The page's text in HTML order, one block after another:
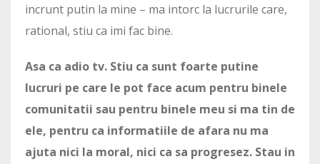
incrunt putin la mine – ma intorc la lucrurile care,
rational, stiu ca imi fac bine.
Asa ca adio tv. Stiu ca sunt foarte putine
lucruri pe care le pot face acum pentru binele
comunitatii sau pentru binele meu si ma tin de
ele, pentru ca informatiile de afara nu ma
ajuta nici la moral, nici ca sa progresez. Stau in